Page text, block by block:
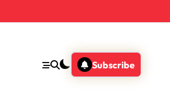
Subscribe